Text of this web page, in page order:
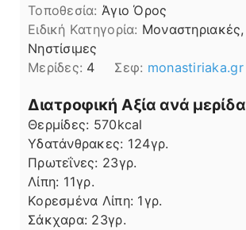
Τοποθεσία: Άγιο Όρος
Ειδική Κατηγορία: Μοναστηριακές,
Νηστίσιμες
Μερίδες: 4 Σεφ: monastiriaka.gr
Διατροφική Αξία ανά μερίδα
Θερμίδες: 570kcal
Υδατάνθρακες: 124γρ.
Πρωτεΐνες: 23γρ.
Λίπη
Λίπη: 11γρ.
Κορεσμένα Λίπη: 1γρ.
Σάκχαρα: 23γρ.